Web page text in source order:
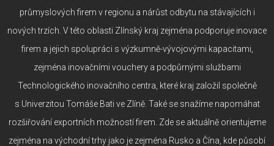
průmyslových firem v regionu a nárůst odbytu na stávajících i
nových trzích. V této oblasti Zlínský kraj zejména podporuje inovace
firem a jejich spolupráci s výzkumně-vývojovými kapacitami,
zejména inovačními vouchery a podpůrnými službami
Technologického inovačního centra, které kraj založil společně
s Univerzitou Tomáše Bati ve Zlíně. Také se snažíme napomáhat
rozšiřování exportních možností firem. Zde se aktuálně orientujeme
zejména na východní trhy jako je zejména Rusko a Čína, kde působí